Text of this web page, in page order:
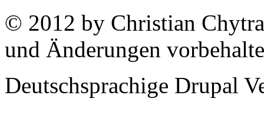
© 2012 by Christian
und Änderungen
Deutschsprachige Drupal